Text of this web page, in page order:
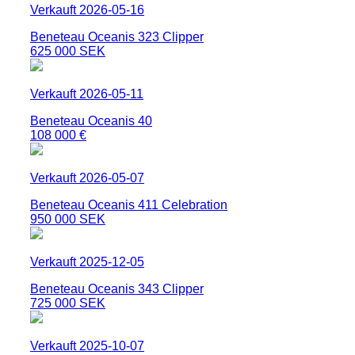
Verkauft 2026-05-16
Beneteau Oceanis 323 Clipper
625 000 SEK
Verkauft 2026-05-11
Beneteau Oceanis 40
108 000 €
Verkauft 2026-05-07
Beneteau Oceanis 411 Celebration
950 000 SEK
Verkauft 2025-12-05
Beneteau Oceanis 343 Clipper
725 000 SEK
Verkauft 2025-10-07